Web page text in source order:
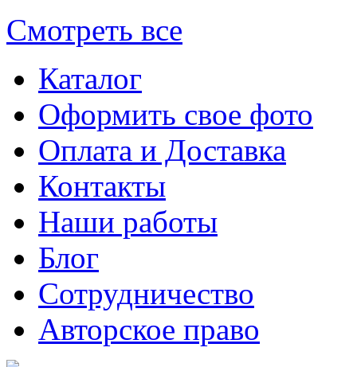
Смотреть все
Каталог
Оформить свое фото
Оплата и Доставка
Контакты
Наши работы
Блог
Сотрудничество
Авторское право